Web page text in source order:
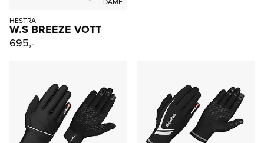
HESTRA
W.S BREEZE VOTT
695,-